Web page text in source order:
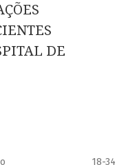
DE
18-34